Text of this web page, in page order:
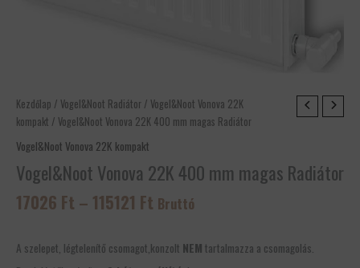
Kezdőlap / Vogel&Noot Radiátor / Vogel&Noot Vonova 22K
kompakt / Vogel&Noot Vonova 22K 400 mm magas Radiátor
Vogel&Noot Vonova 22K kompakt
Vogel&Noot Vonova 22K 400 mm magas Radiátor
17026 Ft – 115121 Ft
Ártartomány:
17026 Ft
Bruttó
A szelepet, légtelenítő csomagot,konzolt NEM tartalmazza a csomagolás.
Vogel&Noot
Vonova
22K
400
mm
magas
Radiátor